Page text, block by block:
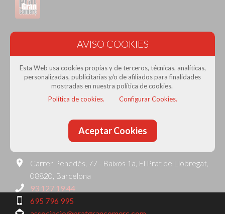
Prat Gran Comerç · Associació de Comerciants del Prat
Con la colaboración de:
Contacta amb nosaltres
Carrer Penedès, 77 - Baixos 1a, El Prat de Llobregat,
08820, Barcelona
93 127 19 44
695 796 995
Esta Web usa cookies propias y de terceros, técnicas, analíticas,
personalizadas, publicitarias y/o de afiliados para finalidades
mostradas en nuestra política de cookies.
Política de cookies.
Configurar Cookies.
Aceptar Cookies